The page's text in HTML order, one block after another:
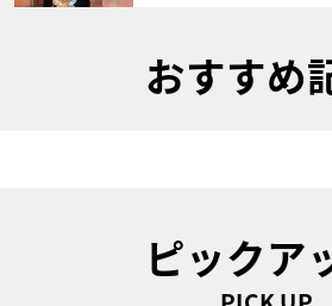
おすすめ
ピックア